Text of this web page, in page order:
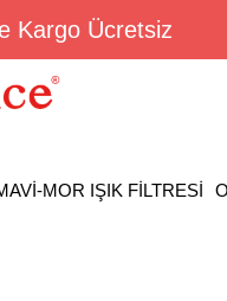
Kargo Ücretsiz
MOR IŞIK FİLTRESİ